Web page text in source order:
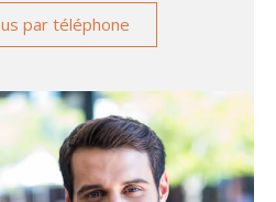
par téléphone